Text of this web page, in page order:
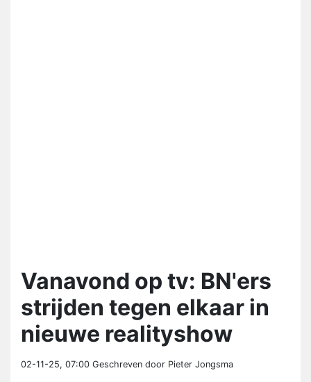
Vanavond op tv: BN'ers
strijden tegen elkaar in
nieuwe realityshow
02-11-25, 07:00 Geschreven door Pieter Jongsma